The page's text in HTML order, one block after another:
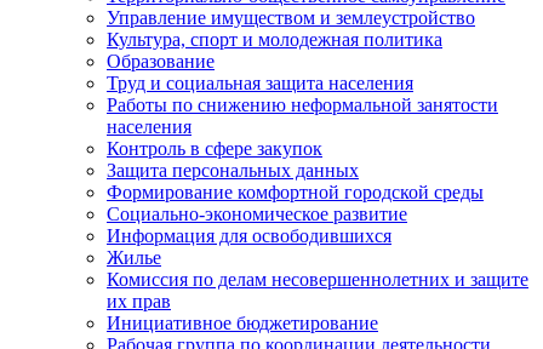
Управление имуществом и землеустройство
Культура, спорт и молодежная политика
Образование
Труд и социальная защита населения
Работы по снижению неформальной занятости
населения
Контроль в сфере закупок
Защита персональных данных
Формирование комфортной городской среды
Социально-экономическое развитие
Информация для освободившихся
Жилье
Комиссия по делам несовершеннолетних и защите
их прав
Инициативное бюджетирование